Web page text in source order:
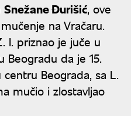
Snežane Đurišić, ove
na Vračaru.
I. priznao je juče u
Beogradu da je 15.
Beograda, sa L.
mučio i zlostavljao